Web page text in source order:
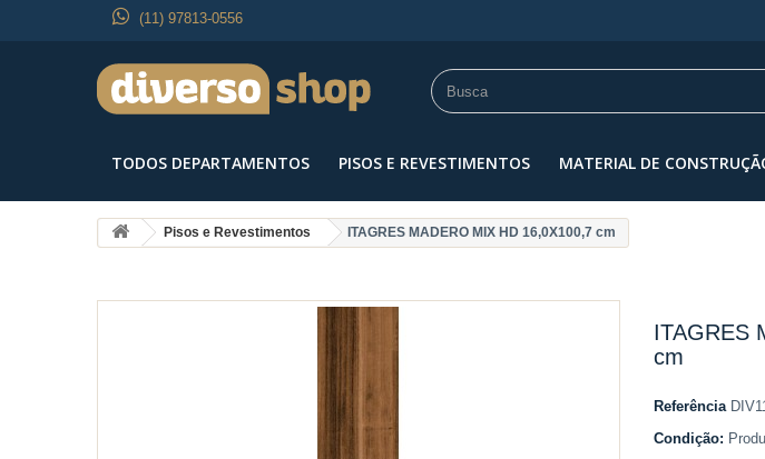
(11) 97813-0556
TODOS DEPARTAMENTOS PISOS E REVESTIMENTOS MATERIAL DE
Pisos e Revestimentos ITAGRES MADERO MIX HD 16,0X100,7 cm
ITAGRES
cm
Referência
Condição: